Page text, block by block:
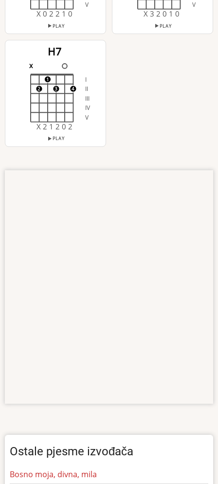
V
X 0 2 2 1 0
PLAY
V
X 3 2 0 1 0
PLAY
H7
x
I
II
III
IV
V
2
1
3 4
X 2 1 2 0 2
PLAY
Ostale pjesme izvođača
Bosno moja, divna, mila